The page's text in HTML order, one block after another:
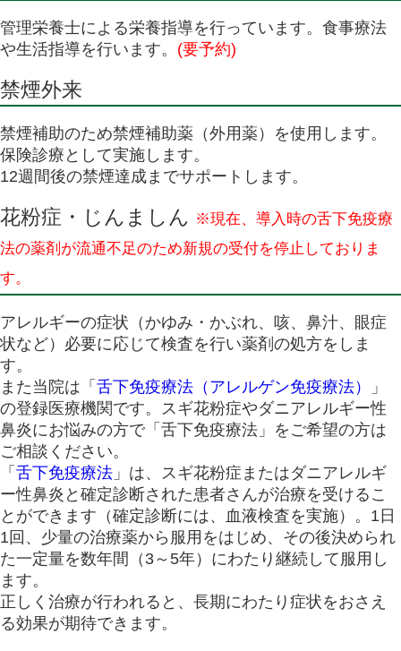
管理栄養士による栄養指導を行っています。食事療法
や生活指導を行います。 (要予約)
禁煙外来
禁煙補助のため禁煙補助薬（外用薬）を使用します。
保険診療として実施します。
12週間後の禁煙達成までサポートします。
花粉症・じんましん ※現在、導入時の舌下免疫療
法の薬剤が流通不足のため新規の受付を停止しておりま
す。
アレルギーの症状（かゆみ・かぶれ、咳、鼻汁、眼症
状など）必要に応じて検査を行い薬剤の処方をしま
す。
また当院は「 舌下免疫療法（アレルゲン免疫療法）
」
の登録医療機関です。スギ花粉症やダニアレルギー性
鼻炎にお悩みの方で「舌下免疫療法」をご希望の方は
ご相談ください。
「 舌下免疫療法 」は、スギ花粉症またはダニアレルギ
ー性鼻炎と確定診断された患者さんが治療を受けるこ
とができます（確定診断には、血液検査を実施）。1日
1回、少量の治療薬から服用をはじめ、その後決められ
た一定量を数年間（3～5年）にわたり継続して服用し
ます。
正しく治療が行われると、長期にわたり症状をおさえ
る効果が期待できます。